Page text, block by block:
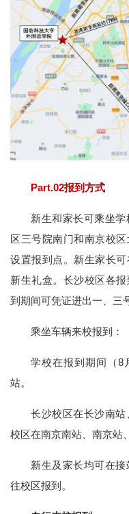
Part.02报到方式
新生和家长可乘坐
区三号院南门和南京校
设置报到点。新生家长
新生礼盒。长沙校区各
到期间可凭证进出一、三
乘坐车辆来校报到：
学校在报到期间（8
站。
长沙校区在长沙南
校区在南京南站、南京站
新生及家长均可在
往校区报到。